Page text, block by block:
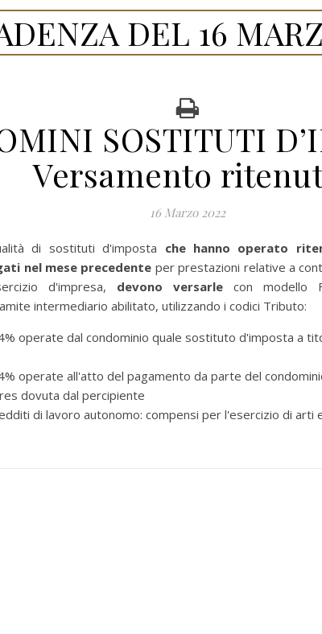
DEL 16
SOSTITUTI
Versamento
16 Marzo 2022
di sostituti d'imposta che hanno operato
nel mese precedente per prestazioni relative a
d'impresa, devono versarle con modello
intermediario abilitato, utilizzando i codici Tributo:
operate dal condominio quale sostituto d'imposta a
operate all'atto del pagamento da parte del
dovuta dal percipiente
di lavoro autonomo: compensi per l'esercizio di arti